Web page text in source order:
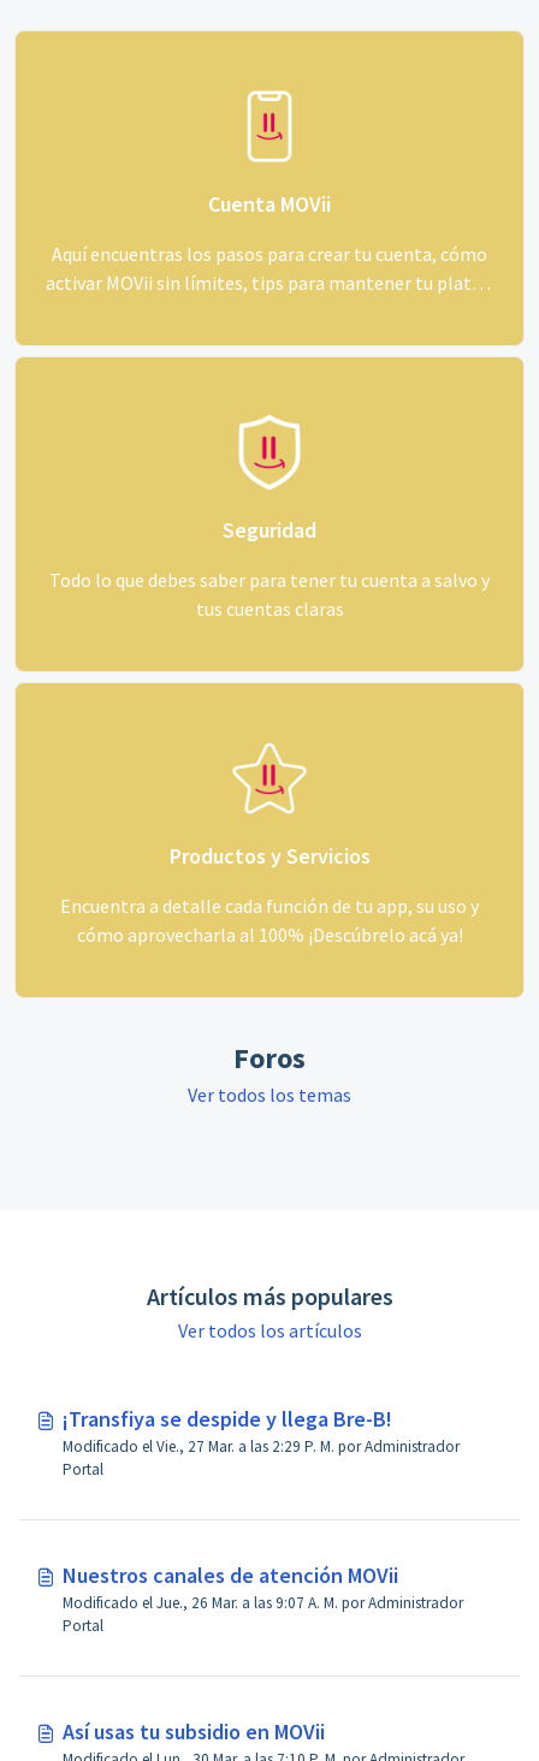
Cuenta MOVii
Aquí encuentras los pasos para crear tu cuenta, cómo
activar MOVii sin límites, tips para mantener tu platica
segundos
Seguridad
Todo lo que debes saber para tener tu cuenta a salvo y
tus cuentas claras
Productos y Servicios
Encuentra a detalle cada función de tu app, su uso y
cómo aprovecharla al 100% ¡Descúbrelo acá ya!
Foros
Ver todos los temas
Artículos más populares
Ver todos los artículos
¡Transfiya se despide y llega Bre-B!
Modificado el Vie., 27 Mar. a las 2:29 P. M. por Administrador
Portal
Nuestros canales de atención MOVii
Modificado el Jue., 26 Mar. a las 9:07 A. M. por Administrador
Portal
Así usas tu subsidio en MOVii